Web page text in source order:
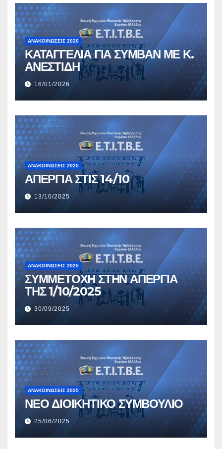
ΑΝΑΚΟΙΝΏΣΕΙΣ 2026
ΚΑΤΑΓΓΕΛΙΑ ΓΙΑ ΣΥΜΒΑΝ ΜΕ Κ.
ΑΝΕΣΤΙΔΗ
16/01/2026
ΑΝΑΚΟΙΝΏΣΕΙΣ 2025
ΑΠΕΡΓΙΑ ΣΤΙΣ 14/10
13/10/2025
ΑΝΑΚΟΙΝΏΣΕΙΣ 2025
ΣΥΜΜΕΤΟΧΗ ΣΤΗΝ ΑΠΕΡΓΙΑ
ΤΗΣ 1/10/2025
30/09/2025
ΑΝΑΚΟΙΝΏΣΕΙΣ 2025
ΝΕΟ ΔΙΟΙΚΗΤΙΚΟ ΣΥΜΒΟΥΛΙΟ
25/06/2025